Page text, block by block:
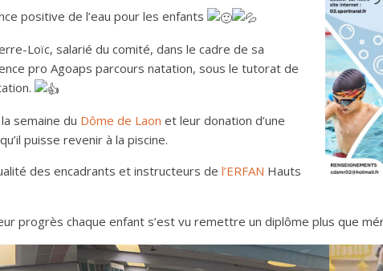
positive de l’eau pour les enfants
Loïc, salarié du comité, dans le cadre de sa
pro Agoaps parcours natation, sous le tutorat de
semaine du Dôme de Laon et leur donation d’une
puisse revenir à la piscine.
des encadrants et instructeurs de l’ERFAN Hauts
progrès chaque enfant s’est vu remettre un diplôme plus que